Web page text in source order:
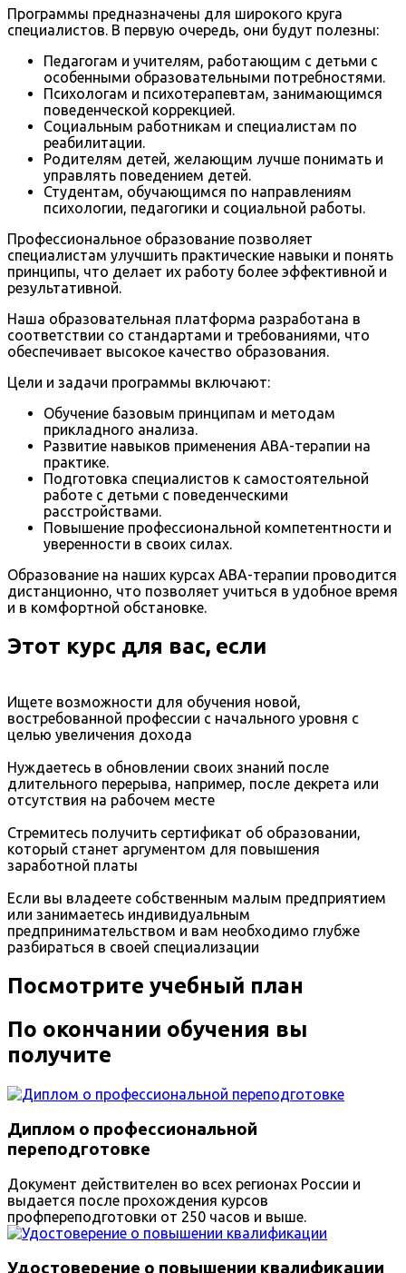
Программы предназначены для широкого круга
специалистов. В первую очередь, они будут полезны:
Педагогам и учителям, работающим с детьми с
особенными образовательными потребностями.
Психологам и психотерапевтам, занимающимся
поведенческой коррекцией.
Социальным работникам и специалистам по
реабилитации.
Родителям детей, желающим лучше понимать и
управлять поведением детей.
Студентам, обучающимся по направлениям
психологии, педагогики и социальной работы.
Профессиональное образование позволяет
специалистам улучшить практические навыки и понять
принципы, что делает их работу более эффективной и
результативной.
Наша образовательная платформа разработана в
соответствии со стандартами и требованиями, что
обеспечивает высокое качество образования.
Цели и задачи программы включают:
Обучение базовым принципам и методам
прикладного анализа.
Развитие навыков применения ABA-терапии на
практике.
Подготовка специалистов к самостоятельной
работе с детьми с поведенческими
расстройствами.
Повышение профессиональной компетентности и
уверенности в своих силах.
Образование на наших курсах ABA-терапии проводится
дистанционно, что позволяет учиться в удобное время
и в комфортной обстановке.
Этот курс для вас, если
Ищете возможности для обучения новой,
востребованной профессии с начального уровня с
целью увеличения дохода
Нуждаетесь в обновлении своих знаний после
длительного перерыва, например, после декрета или
отсутствия на рабочем месте
Стремитесь получить сертификат об образовании,
который станет аргументом для повышения
заработной платы
Если вы владеете собственным малым предприятием
или занимаетесь индивидуальным
предпринимательством и вам необходимо глубже
разбираться в своей специализации
Посмотрите учебный план
По окончании обучения вы
получите
Диплом о профессиональной
переподготовке
Документ действителен во всех регионах России и
выдается после прохождения курсов
профпереподготовки от 250 часов и выше.
Удостоверение о повышении квалификации